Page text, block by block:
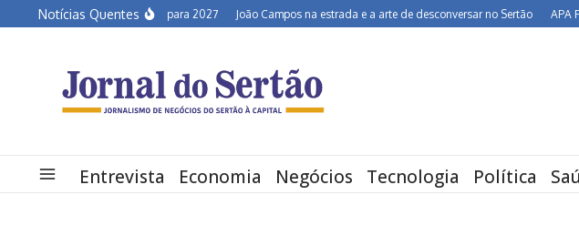
Ir para o conteúdo
Notícias Quentes
Semiárido em alerta para 2027 João Campos na estrada e a arte de desconversar no Sertão APA
Entrevista Economia Negócios Tecnologia Política